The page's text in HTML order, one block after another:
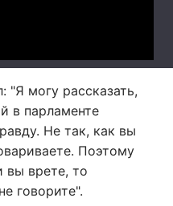
"Я могу рассказать,
в парламенте
Не так, как вы
Поэтому
вы врете, то
говорите".